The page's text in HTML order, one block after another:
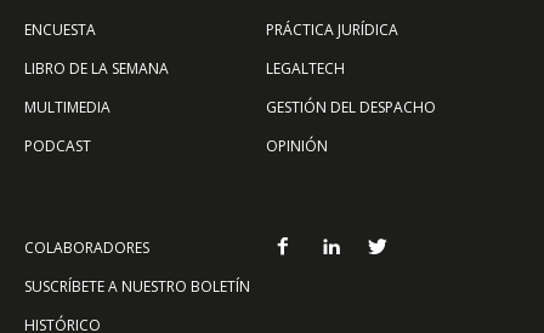
ENCUESTA
LIBRO DE LA SEMANA
MULTIMEDIA
PODCAST
PRÁCTICA JURÍDICA
LEGALTECH
GESTIÓN DEL DESPACHO
OPINIÓN
COLABORADORES
SUSCRÍBETE A NUESTRO BOLETÍN
HISTÓRICO